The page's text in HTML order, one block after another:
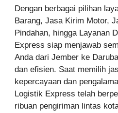
Dengan berbagai pilihan
Barang, Jasa Kirim Motor,
Pindahan, hingga Layanan
Express siap menjawab
Anda dari Jember ke
dan efisien. Saat memilih
kepercayaan dan
Logistik Express telah
ribuan pengiriman lintas